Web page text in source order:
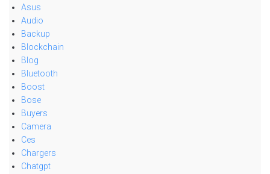
Asus
Audio
Backup
Blockchain
Blog
Bluetooth
Boost
Bose
Buyers
Camera
Ces
Chargers
Chatgpt